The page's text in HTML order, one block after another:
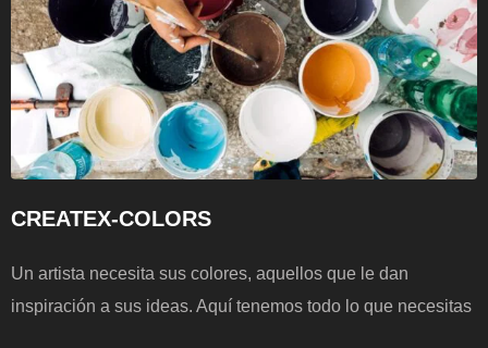
CREATEX-COLORS
Un artista necesita sus colores, aquellos que le dan
inspiración a sus ideas. Aquí tenemos todo lo que necesitas